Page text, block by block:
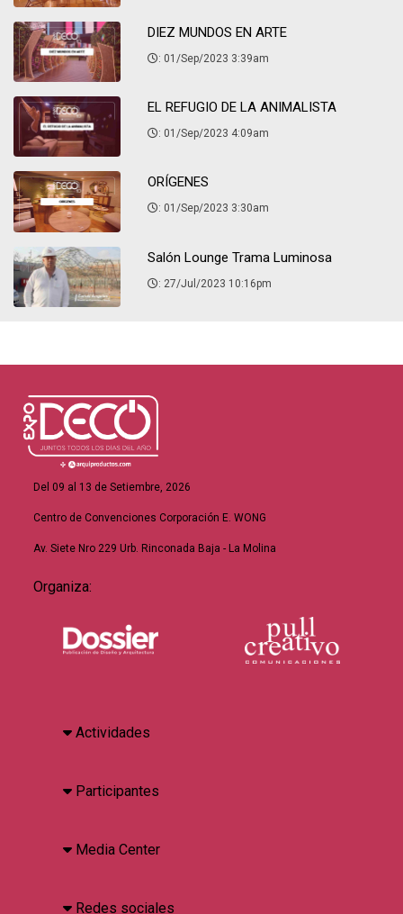
DIEZ MUNDOS EN ARTE
: 01/Sep/2023 3:39am
EL REFUGIO DE LA ANIMALISTA
: 01/Sep/2023 4:09am
ORÍGENES
: 01/Sep/2023 3:30am
Salón Lounge Trama Luminosa
: 27/Jul/2023 10:16pm
Del 09 al 13 de Setiembre, 2026
Centro de Convenciones Corporación E. WONG
Av. Siete Nro 229 Urb. Rinconada Baja - La Molina
Organiza:
Actividades
Participantes
Media Center
Redes sociales